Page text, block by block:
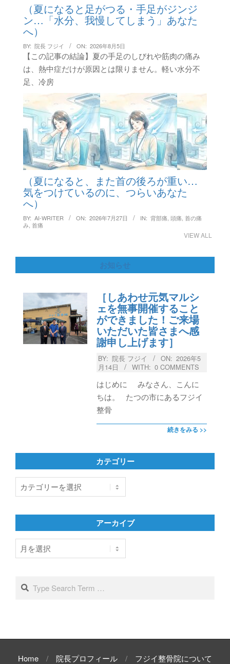
（夏になると足がつる・手足がジンジ
ン…「水分、我慢してしまう」あなた
へ）
BY: 院長 フジイ ON: 2026年8月5日
【この記事の結論】夏の手足のしびれや筋肉の痛み
は、熱中症だけが原因とは限りません。軽い水分不
足、冷房
（夏になると、また首の後ろが重い…
気をつけているのに、つらいあなた
へ）
BY: AI-WRITER ON: 2026年7月27日 IN: 背部痛 頭痛 首の痛
み 首痛
VIEW ALL
お知らせ
［しあわせ元気マルシ
ェを無事開催すること
ができました！ご来場
いただいた皆さまへ感
謝申し上げます］
BY: 院長 フジイ ON: 2026年5
月14日
WITH: 0 COMMENTS
はじめに みなさん、こんに
ちは。 たつの市にあるフジイ
整骨
続きをみる >>
カテゴリー
テ
リ
アーカイブ
ア
ー
ブSearch
Home 院長プロフィール
フジイ整骨院について